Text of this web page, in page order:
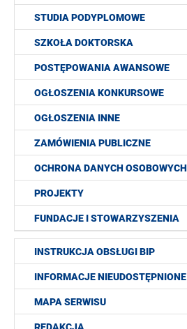
STUDIA PODYPLOMOWE
SZKOŁA DOKTORSKA
POSTĘPOWANIA AWANSOWE
OGŁOSZENIA KONKURSOWE
OGŁOSZENIA INNE
ZAMÓWIENIA PUBLICZNE
OCHRONA DANYCH OSOBOWYCH
PROJEKTY
FUNDACJE I STOWARZYSZENIA
INSTRUKCJA OBSŁUGI BIP
INFORMACJE NIEUDOSTĘPNIONE
MAPA SERWISU